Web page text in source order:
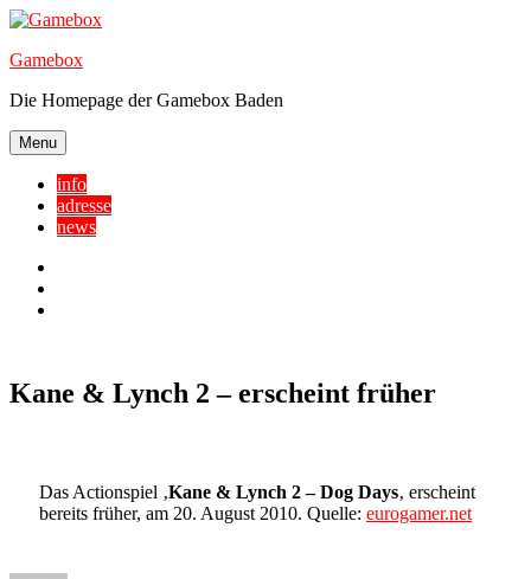
Skip
content
Gamebox
Die Homepage der Gamebox Baden
Menu
info
adresse
news
Kane & Lynch 2 – erscheint früher
Das Actionspiel ‚Kane & Lynch 2 – Dog Days‚ erscheint
bereits früher, am 20. August 2010. Quelle: eurogamer.net